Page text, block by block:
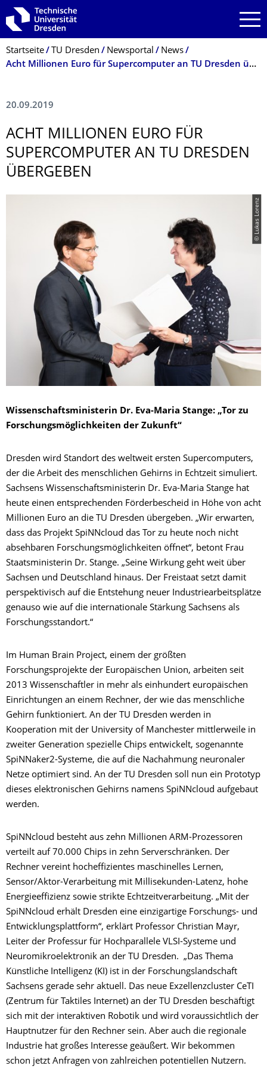
Zur Hauptnavigation springen
Zur Suche springen
Zum Inhalt springen
Breadcrumb-Menü
Startseite TU Dresden Newsportal
News
Acht Millionen Euro für Supercomputer an TU Dresden übergeben
20.09.2019
ACHT MILLIONEN EURO FÜR
SUPERCOMPUTER AN TU DRESDEN
ÜBERGEBEN
© Lukas Lorenz
Wissenschaftsministerin Dr. Eva-Maria Stange: „Tor zu
Forschungsmöglichkeiten der Zukunft“
Dresden wird Standort des weltweit ersten Supercomputers,
der die Arbeit des menschlichen Gehirns in Echtzeit simuliert.
Sachsens Wissenschaftsministerin Dr. Eva-Maria Stange hat
heute einen entsprechenden Förderbescheid in Höhe von acht
Millionen Euro an die TU Dresden übergeben. „Wir erwarten,
dass das Projekt SpiNNcloud das Tor zu heute noch nicht
absehbaren Forschungsmöglichkeiten öffnet“, betont Frau
Staatsministerin Dr. Stange. „Seine Wirkung geht weit über
Sachsen und Deutschland hinaus. Der Freistaat setzt damit
perspektivisch auf die Entstehung neuer Industriearbeitsplätze
genauso wie auf die internationale Stärkung Sachsens als
Forschungsstandort.“
Im Human Brain Project, einem der größten
Forschungsprojekte der Europäischen Union, arbeiten seit
2013 Wissenschaftler in mehr als einhundert europäischen
Einrichtungen an einem Rechner, der wie das menschliche
Gehirn funktioniert. An der TU Dresden werden in
Kooperation mit der University of Manchester mittlerweile in
zweiter Generation spezielle Chips entwickelt, sogenannte
SpiNNaker2-Systeme, die auf die Nachahmung neuronaler
Netze optimiert sind. An der TU Dresden soll nun ein Prototyp
dieses elektronischen Gehirns namens SpiNNcloud aufgebaut
werden.
SpiNNcloud besteht aus zehn Millionen ARM-Prozessoren
verteilt auf 70.000 Chips in zehn Serverschränken. Der
Rechner vereint hocheffizientes maschinelles Lernen,
Sensor/Aktor-Verarbeitung mit Millisekunden-Latenz, hohe
Energieeffizienz sowie strikte Echtzeitverarbeitung. „Mit der
SpiNNcloud erhält Dresden eine einzigartige Forschungs- und
Entwicklungsplattform“, erklärt Professor Christian Mayr,
Leiter der Professur für Hochparallele VLSI-Systeme und
Neuromikroelektronik an der TU Dresden. „Das Thema
Künstliche Intelligenz (KI) ist in der Forschungslandschaft
Sachsens gerade sehr aktuell. Das neue Exzellenzcluster CeTI
(Zentrum für Taktiles Internet) an der TU Dresden beschäftigt
sich mit der interaktiven Robotik und wird voraussichtlich der
Hauptnutzer für den Rechner sein. Aber auch die regionale
Industrie hat großes Interesse geäußert. Wir bekommen
schon jetzt Anfragen von zahlreichen potentiellen Nutzern.